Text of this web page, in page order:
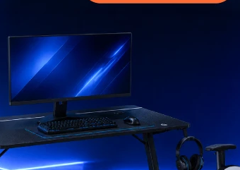
MI CUENTA